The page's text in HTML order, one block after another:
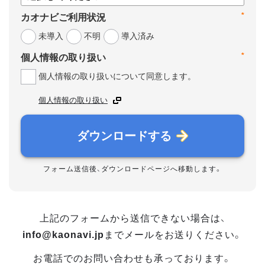
*
カオナビご利用状況
未導入
不明 導入済み
*
個人情報の取り扱い
個人情報の取り扱いについて同意します。
個人情報の取り扱い
ダウンロードする
フォーム送信後、ダウンロードページへ移動します。
上記のフォームから送信できない場合は、
info@kaonavi.jp までメールをお送りください。
お電話でのお問い合わせも承っております。